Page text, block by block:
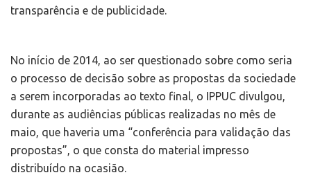
transparência e de publicidade.
No início de 2014, ao ser questionado sobre como seria
o processo de decisão sobre as propostas da sociedade
a serem incorporadas ao texto final, o IPPUC divulgou,
durante as audiências públicas realizadas no mês de
maio, que haveria uma “conferência para validação das
propostas”, o que consta do material impresso
distribuído na ocasião.